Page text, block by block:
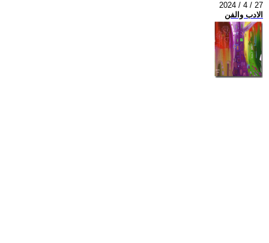
2024 / 4 / 27
الادب والفن